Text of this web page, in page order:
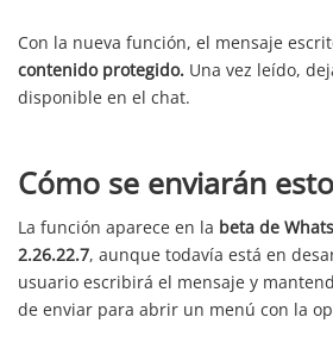
Con la nueva función, el mensaje
contenido protegido. Una vez leído,
disponible en el chat.
Cómo se enviarán
La función aparece en la beta de
2.26.22.7, aunque todavía está en
usuario escribirá el mensaje y
de enviar para abrir un menú con la